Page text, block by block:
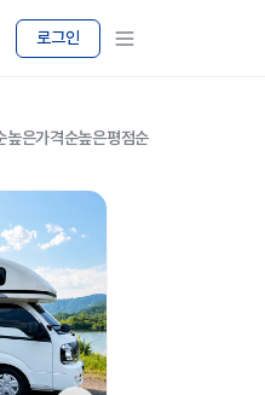
로그인
높은가격순높은평점순